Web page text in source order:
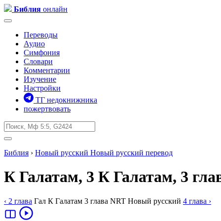
Библия онлайн
Переводы
Аудио
Симфония
Словари
Комментарии
Изучение
Настройки
ТГ недокнижника
пожертвовать
Библия › Новый русский Новый русский перевод
К Галатам, 3 К Галатам, 3
‹ 2 глава Гал К Галатам 3 глава NRT Новый русский 4 глава ›